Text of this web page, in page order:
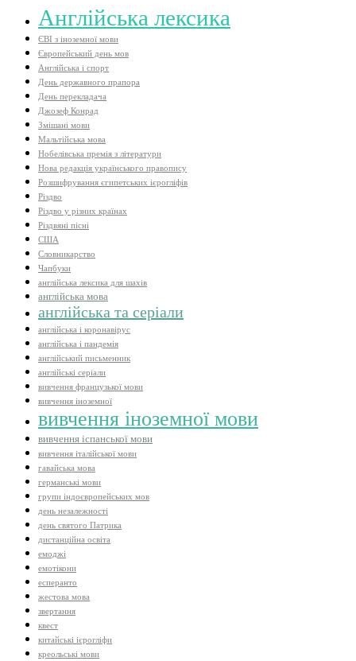
Aнглійська лексика
ЄВІ з іноземної мови
Європейський день мов
Англійська і спорт
День державного прапора
День перекладача
Джозеф Конрад
Змішані мови
Мальтійська мова
Нобелівська премія з літератури
Нова редакція українського правопису
Розшифрування єгипетських ієрогліфів
Різдво
Різдво у різних країнах
Різдвяні пісні
США
Словникарство
Чапбуки
англійська лексика для шахів
англійська мова
англійська та серіали
англійська і коронавірус
англійська і пандемія
англійський письменник
англійські серіали
вивчення французької мови
вивчення іноземної
вивчення іноземної мови
вивчення іспанської мови
вивчення італійської мови
гавайська мова
германські мови
групи індоєвропейських мов
день незалежності
день святого Патрика
дистанційна освіта
емоджі
емотікони
есперанто
жестова мова
звертання
квест
китайські ієрогліфи
креольські мови